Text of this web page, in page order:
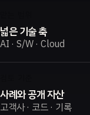
넓은 기술 축
AI · S/W · Cloud
사례와 공개 자산
고객사 · 코드 · 기록